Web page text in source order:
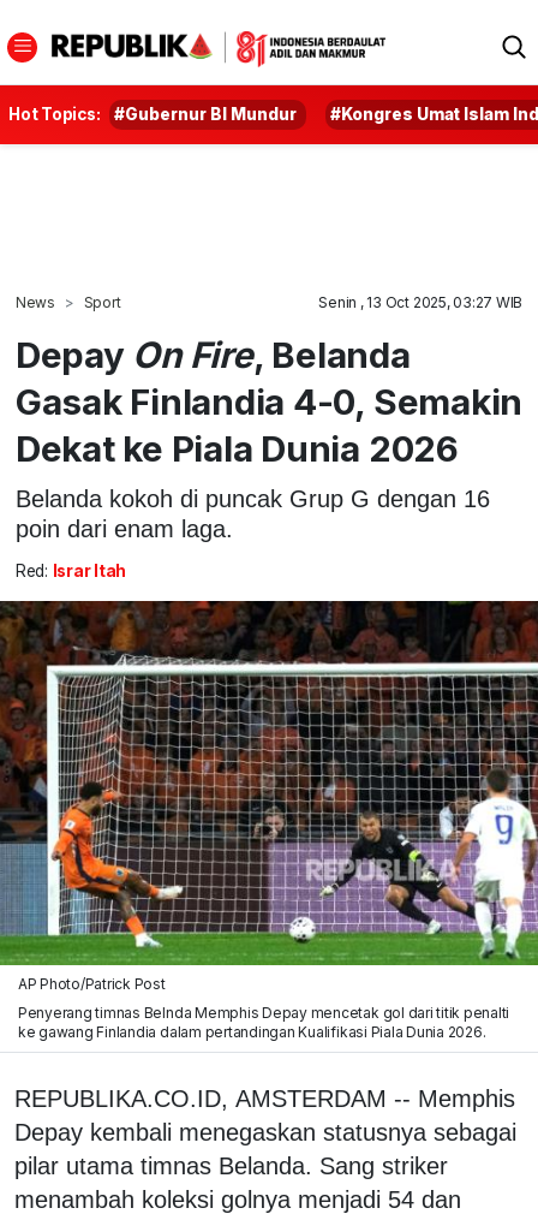
Hot Topics: #Gubernur BI Mundur #Kongres Umat Islam
News Sport Senin , 13 Oct 2025, 03:27 WIB
Depay On Fire, Belanda
Gasak Finlandia 4-0, Semakin
Dekat ke Piala Dunia 2026
Belanda kokoh di puncak Grup G dengan 16
poin dari enam laga.
Red: Israr Itah
AP Photo/Patrick Post
Penyerang timnas Belnda Memphis Depay mencetak gol dari titik penalti
ke gawang Finlandia dalam pertandingan Kualifikasi Piala Dunia 2026.
REPUBLIKA.CO.ID, AMSTERDAM -- Memphis
Depay kembali menegaskan statusnya sebagai
pilar utama timnas Belanda. Sang striker
menambah koleksi golnya menjadi 54 dan